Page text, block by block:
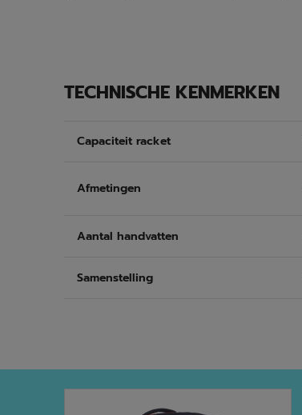
TECHNISCHE KENMERKEN
Capaciteit racket
Afmetingen
Aantal handvatten
Samenstelling